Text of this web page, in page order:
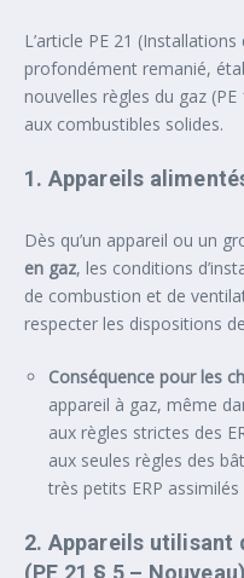
L’article PE 21
profondément remanié,
nouvelles règles du gaz
aux combustibles solides.
1. Appareils
Dès qu’un appareil ou un
en gaz, les conditions
de combustion et de
respecter les dispositions de
Conséquence pour les
appareil à gaz, même
aux règles strictes des
aux seules règles des
très petits ERP
2. Appareils utilisant
(PE 21 § 5 – Nouveau)